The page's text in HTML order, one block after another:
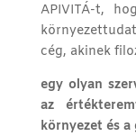
APIVITÁ-t,
cég, akinek
egy olyan
az
környezet és a